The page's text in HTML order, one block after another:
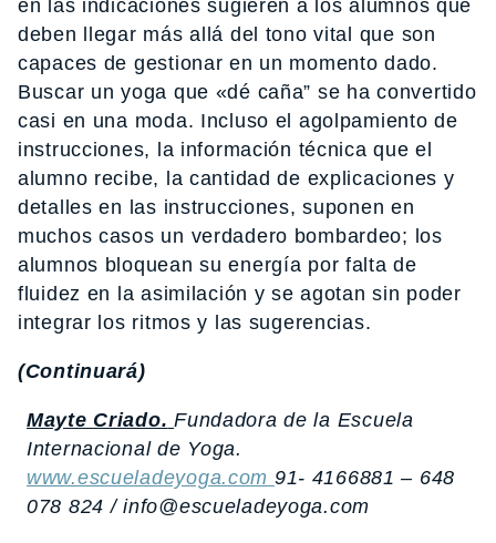
en las indicaciones sugieren a los alumnos que
deben llegar más allá del tono vital que son
capaces de gestionar en un momento dado.
Buscar un yoga que «dé caña” se ha convertido
casi en una moda. Incluso el agolpamiento de
instrucciones, la información técnica que el
alumno recibe, la cantidad de explicaciones y
detalles en las instrucciones, suponen en
muchos casos un verdadero bombardeo; los
alumnos bloquean su energía por falta de
fluidez en la asimilación y se agotan sin poder
integrar los ritmos y las sugerencias.
(Continuará)
Mayte Criado. Fundadora de la Escuela
Internacional de Yoga.
www.escueladeyoga.com 91- 4166881 – 648
078 824 / info@escueladeyoga.com